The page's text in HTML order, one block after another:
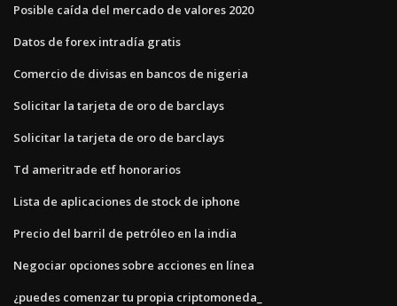
Posible caída del mercado de valores 2020
Datos de forex intradía gratis
Comercio de divisas en bancos de nigeria
Solicitar la tarjeta de oro de barclays
Solicitar la tarjeta de oro de barclays
Td ameritrade etf honorarios
Lista de aplicaciones de stock de iphone
Precio del barril de petróleo en la india
Negociar opciones sobre acciones en línea
¿puedes comenzar tu propia criptomoneda_